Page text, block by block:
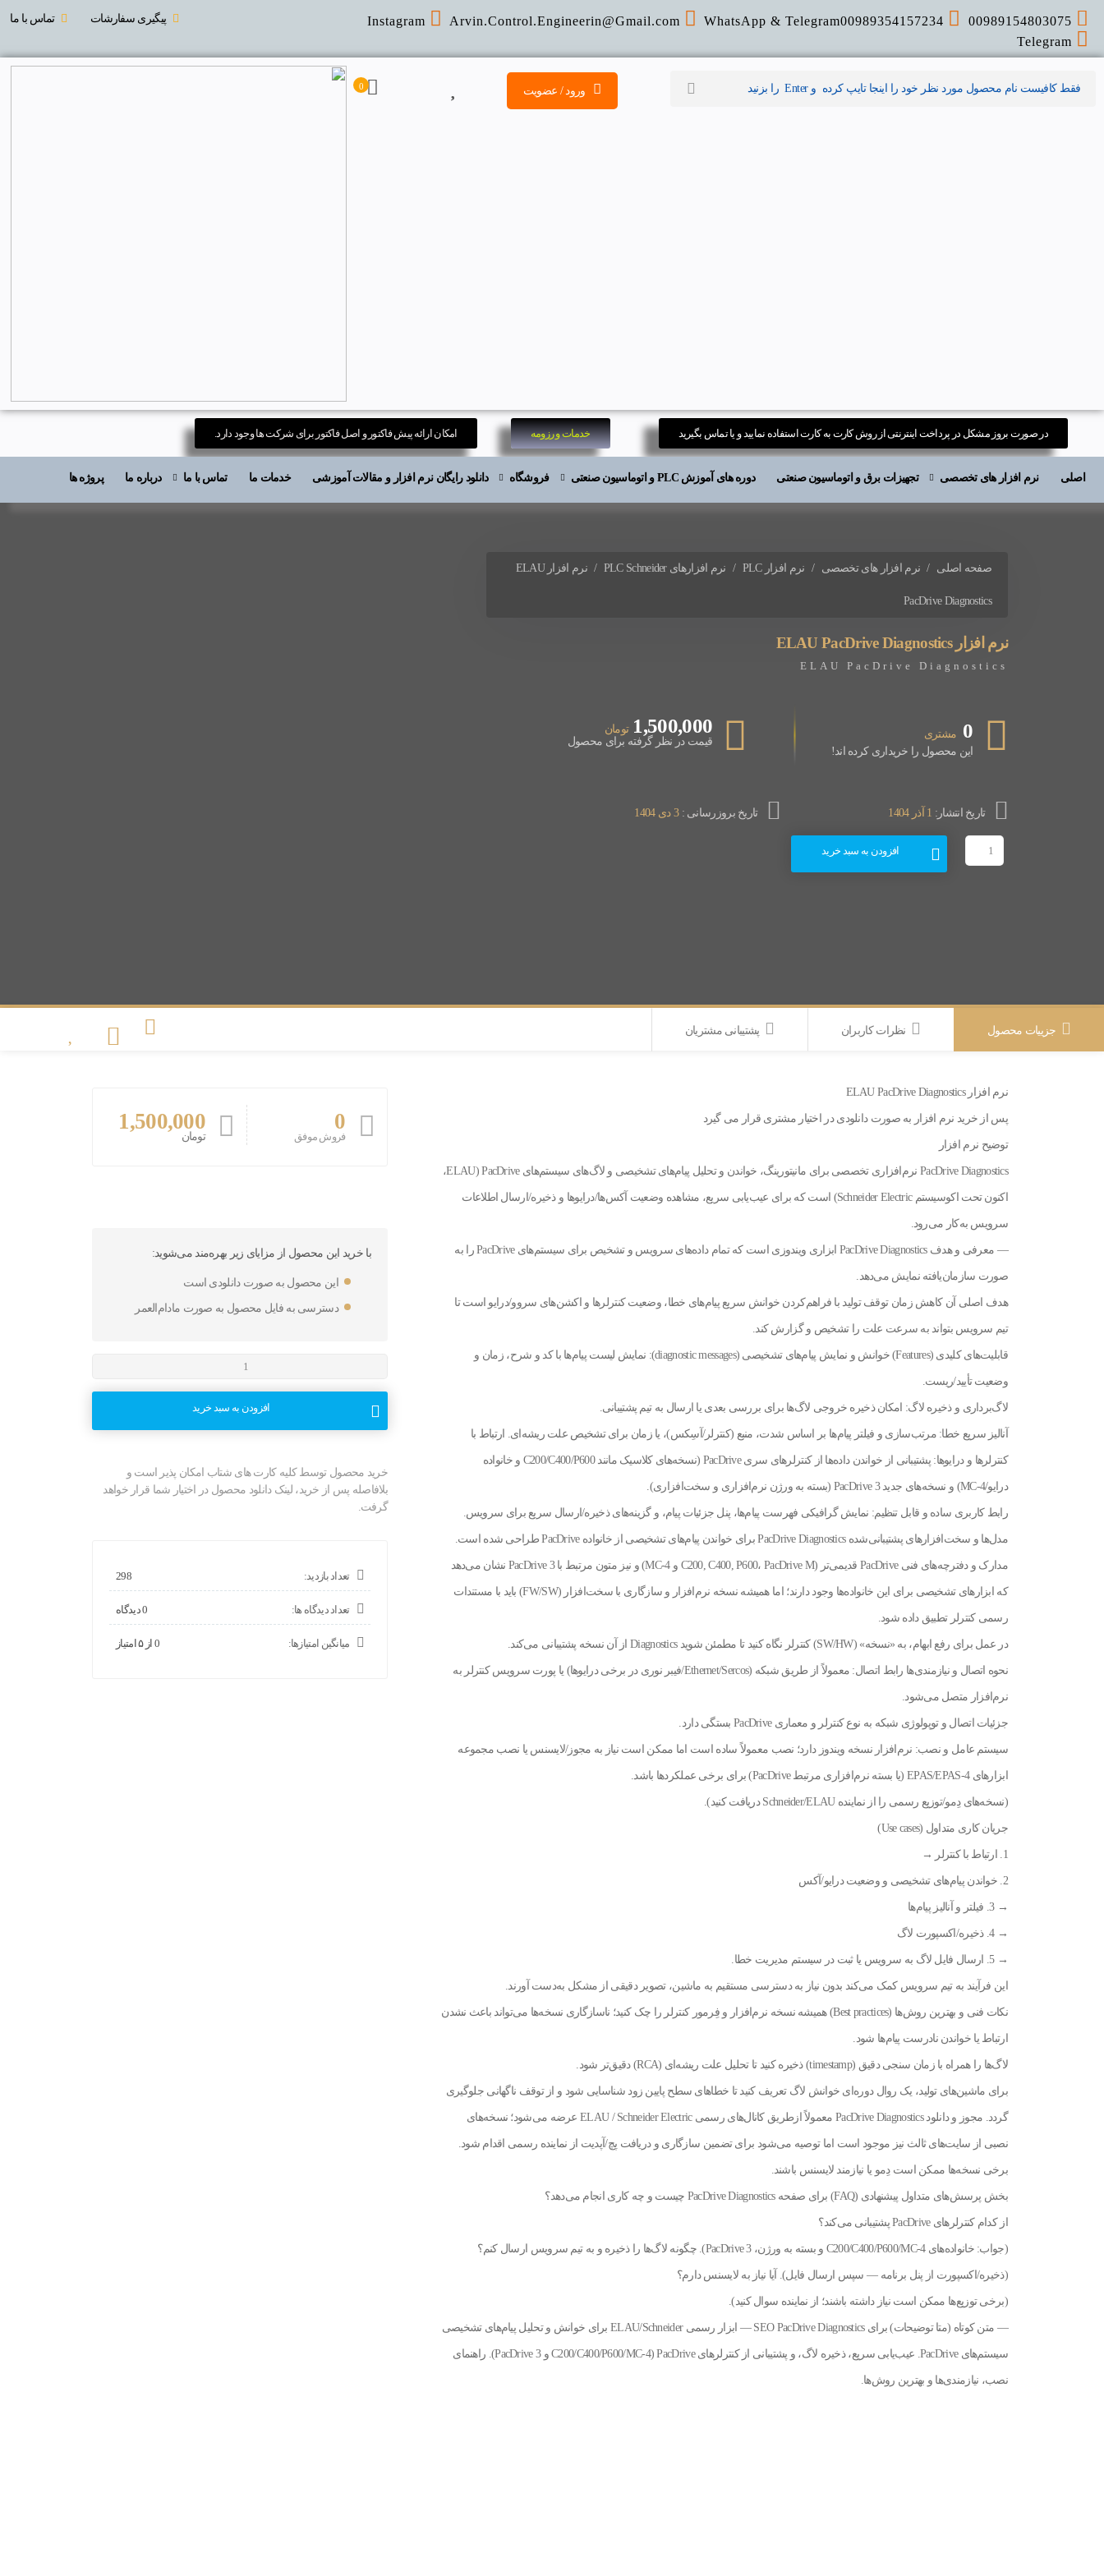
00989154803075
WhatsApp & Telegram00989354157234
Arvin.Control.Engineerin@Gmail.com
Instagram
Telegram
پیگیری سفارشات تماس با ما
ورود / عضویت 0
در صورت بروز مشکل در پرداخت اینترنتی از روش کارت به کارت استفاده نمایید و یا تماس بگیرید خدمات و رزومه امکان ارائه پیش فاکتور و اصل فاکتور برای شرکت ها وجود دارد.
اصلی نرم افزار های تخصصی تجهیزات برق و اتوماسیون صنعتی دوره های آموزش PLC و اتوماسیون صنعتی فروشگاه دانلود رایگان نرم افزار و مقالات آموزشی خدمات ما تماس با ما درباره ما پروژه ها
صفحه اصلی نرم افزار های تخصصی نرم افزار PLC نرم افزارهای PLC Schneider نرم افزار ELAU
PacDrive Diagnostics
نرم افزار ELAU PacDrive Diagnostics
ELAU PacDrive Diagnostics
0 مشتری
این محصول را خریداری کرده اند!
1,500,000 تومان
قیمت در نظر گرفته برای محصول
تاریخ انتشار: 1 آذر 1404 تاریخ بروزرسانی :3 دی 1404
افزودن به سبد خرید
جزییات محصول نظرات کاربران پشتیبانی مشتریان
نرم افزار ELAU PacDrive Diagnostics
پس از خرید نرم افزار به صورت دانلودی در اختیار مشتری قرار می گیرد
توضیح نرم افزار
PacDrive Diagnostics نرم‌افزاری تخصصی برای مانیتورینگ، خواندن و تحلیل پیام‌های تشخیصی و لاگ‌های سیستم‌های PacDrive (ELAU،
اکنون تحت اکوسیستم Schneider Electric) است که برای عیب‌یابی سریع، مشاهده وضعیت آکس‌ها/درایوها و ذخیره/ارسال اطلاعات
سرویس به‌کار می‌رود.
— معرفی و هدف PacDrive Diagnostics ابزاری ویندوزی است که تمام داده‌های سرویس و تشخیص برای سیستم‌های PacDrive را به
صورت سازمان‌یافته نمایش می‌دهد.
هدف اصلی آن کاهش زمان توقف تولید با فراهم‌کردن خوانش سریع پیام‌های خطا، وضعیت کنتر‌لرها و اکشن‌های سروو/درایو است تا
تیم سرویس بتواند به سرعت علت را تشخیص و گزارش کند.
قابلیت‌های کلیدی (Features) خوانش و نمایش پیام‌های تشخیصی (diagnostic messages): نمایش لیست پیام‌ها با کد و شرح، زمان و
وضعیت تأیید/ریست.
لاگ‌برداری و ذخیره لاگ: امکان ذخیره خروجی لاگ‌ها برای بررسی بعدی یا ارسال به تیم پشتیبانی.
آنالیز سریع خطا: مرتب‌سازی و فیلتر پیام‌ها بر اساس شدت، منبع (کنترلر/آسِکس)، یا زمان برای تشخیص علت ریشه‌ای. ارتباط با
کنترلرها و درایوها: پشتیبانی از خواندن داده‌ها از کنترلرهای سری PacDrive (نسخه‌های کلاسیک مانند C200/C400/P600 و خانواده
درایو/MC-4) و نسخه‌های جدید PacDrive 3 (بسته به ورژن نرم‌افزاری و سخت‌افزاری).
رابط کاربری ساده و قابل تنظیم: نمایش گرافیکی فهرست پیام‌ها، پنل جزئیات پیام، و گزینه‌های ذخیره/ارسال سریع برای سرویس.
مدل‌ها و سخت‌افزارهای پشتیبانی‌شده PacDrive Diagnostics برای خواندن پیام‌های تشخیصی از خانواده PacDrive طراحی شده است.
مدارک و دفترچه‌های فنی PacDrive قدیمی‌تر (C200, C400, P600، PacDrive M و MC-4) و نیز متون مرتبط با PacDrive 3 نشان می‌دهد
که ابزارهای تشخیصی برای این خانواده‌ها وجود دارند؛ اما همیشه نسخه نرم‌افزار و سازگاری با سخت‌افزار (FW/SW) باید با مستندات
رسمی کنترلر تطبیق داده شود.
در عمل برای رفع ابهام، به «نسخه» (SW/HW) کنترلر نگاه کنید تا مطمئن شوید Diagnostics از آن نسخه پشتیبانی می‌کند.
نحوه اتصال و نیازمندی‌ها رابط اتصال: معمولاً از طریق شبکه (Ethernet/Sercos/فیبر نوری در برخی درایوها) یا پورت سرویس کنترلر به
نرم‌افزار متصل می‌شود.
جزئیات اتصال و توپولوژی شبکه به نوع کنترلر و معماری PacDrive بستگی دارد.
سیستم عامل و نصب: نرم‌افزار نسخه ویندوز دارد؛ نصب معمولاً ساده است اما ممکن است نیاز به مجوز/لایسنس یا نصب مجموعه
ابزارهای EPAS/EPAS-4 (یا بسته نرم‌افزاری مرتبط PacDrive) برای برخی عملکردها باشد.
(نسخه‌های دِمو/توزیع رسمی را از نماینده Schneider/ELAU دریافت کنید).
جریان کاری متداول (Use cases)
1. ارتباط با کنترلر →
2. خواندن پیام‌های تشخیصی و وضعیت درایو/آکس
→ 3. فیلتر و آنالیز پیام‌ها
→ 4. ذخیره/اکسپورت لاگ
→ 5. ارسال فایل لاگ به سرویس یا ثبت در سیستم مدیریت خطا.
این فرآیند به تیم سرویس کمک می‌کند بدون نیاز به دسترسی مستقیم به ماشین، تصویر دقیقی از مشکل به‌دست آورند.
نکات فنی و بهترین روش‌ها (Best practices) همیشه نسخه نرم‌افزار و فِرمور کنترلر را چک کنید؛ ناسازگاری نسخه‌ها می‌تواند باعث نشدن
ارتباط یا خواندن نادرست پیام‌ها شود.
لاگ‌ها را همراه با زمان سنجی دقیق (timestamp) ذخیره کنید تا تحلیل علت ریشه‌ای (RCA) دقیق‌تر شود.
برای ماشین‌های تولید، یک روال دوره‌ای خوانش لاگ تعریف کنید تا خطاهای سطح پایین زود شناسایی شود و از توقف ناگهانی جلوگیری
گردد. مجوز و دانلود PacDrive Diagnostics معمولاً ازطریق کانال‌های رسمی ELAU / Schneider Electric عرضه می‌شود؛ نسخه‌های
نصبی از سایت‌های ثالث نیز موجود است اما توصیه می‌شود برای تضمین سازگاری و دریافت پچ/آپدیت از نماینده رسمی اقدام شود.
برخی نسخه‌ها ممکن است دِمو یا نیازمند لایسنس باشند.
بخش پرسش‌های متداول پیشنهادی (FAQ) برای صفحه PacDrive Diagnostics چیست و چه کاری انجام می‌دهد؟
از کدام کنترلرهای PacDrive پشتیبانی می‌کند؟
(جواب: خانواده‌های C200/C400/P600/MC-4 و بسته به ورژن، PacDrive 3). چگونه لاگ‌ها را ذخیره و به تیم سرویس ارسال کنم؟
(ذخیره/اکسپورت از پنل برنامه — سپس ارسال فایل). آیا نیاز به لایسنس دارم؟
(برخی توزیع‌ها ممکن است نیاز داشته باشند؛ از نماینده سوال کنید).
— متن کوتاه (متا توضیحات) برای SEO PacDrive Diagnostics — ابزار رسمی ELAU/Schneider برای خوانش و تحلیل پیام‌های تشخیصی
سیستم‌های PacDrive. عیب‌یابی سریع، ذخیره لاگ، و پشتیبانی از کنترلرهای PacDrive (C200/C400/P600/MC-4 و PacDrive 3). راهنمای
نصب، نیازمندی‌ها و بهترین روش‌ها.
0
فروش موفق
1,500,000
تومان
با خرید این محصول از مزایای زیر بهره‌مند می‌شوید:
این محصول به صورت دانلودی است
دسترسی به فایل محصول به صورت مادام‌العمر
افزودن به سبد خرید
خرید محصول توسط کلیه کارت های شتاب امکان پذیر است و
بلافاصله پس از خرید، لینک دانلود محصول در اختیار شما قرار خواهد
گرفت.
تعداد بازدید: 298
تعداد دیدگاه ها: 0 دیدگاه
میانگین امتیازها: 0 از ۵ امتیاز